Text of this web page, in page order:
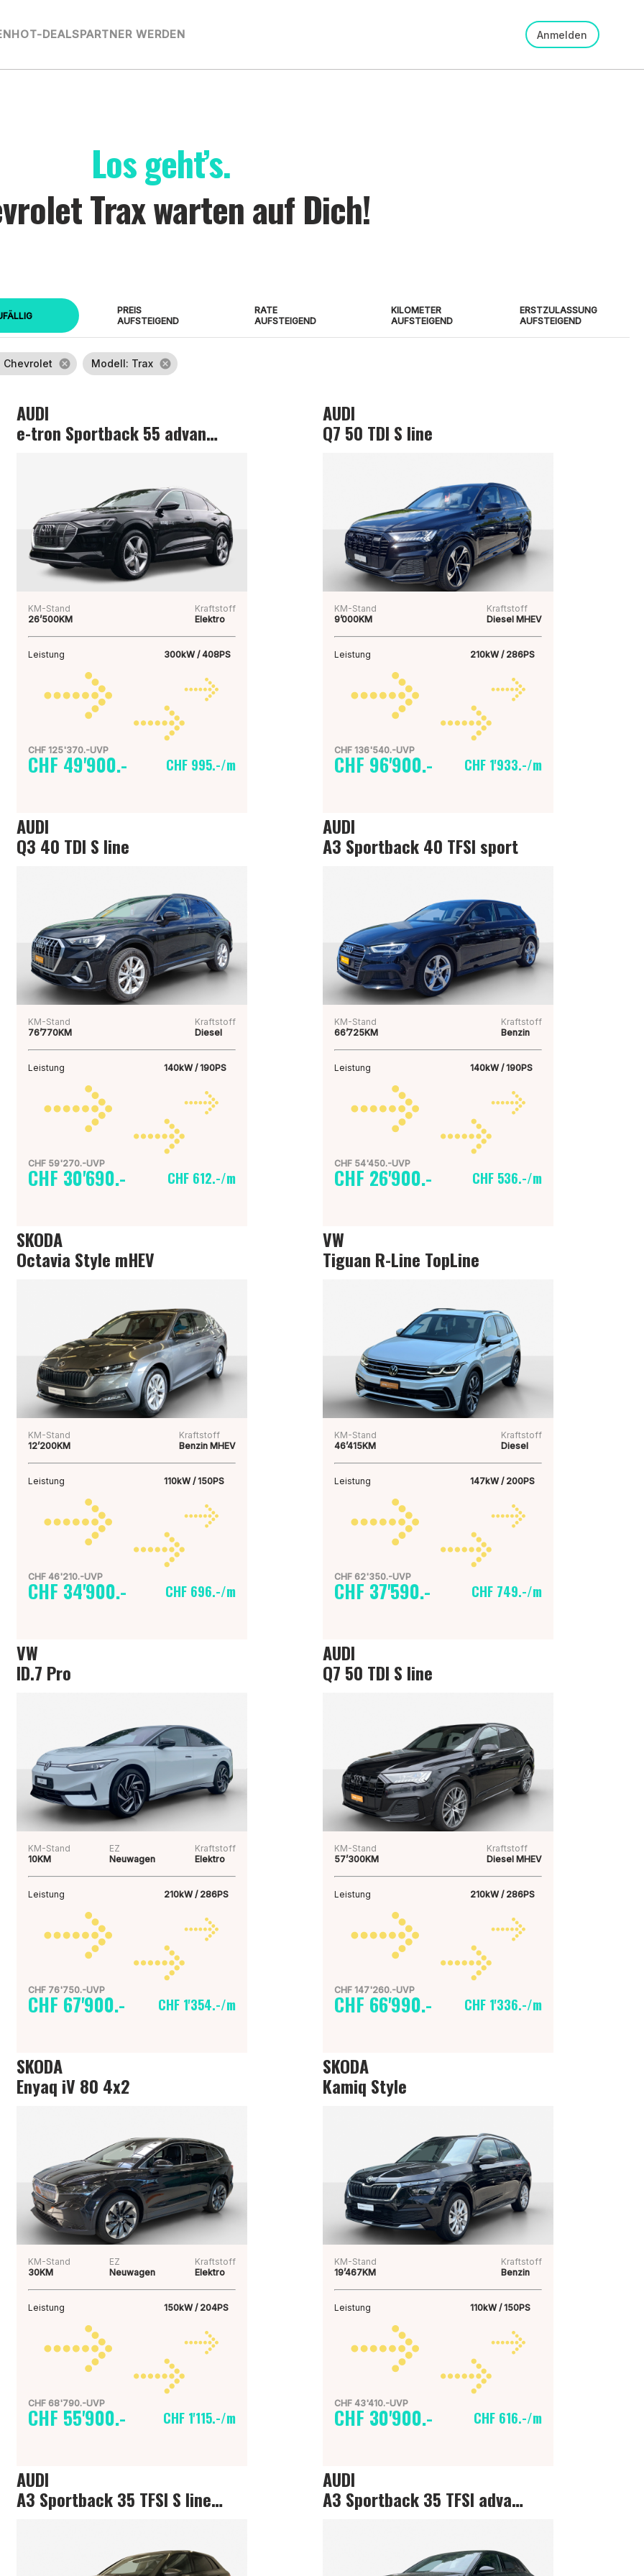
HOT-DEALSPARTNER WERDEN Anmelden
Los geht’s.
Trax warten auf Dich!
PREIS
AUFSTEIGEND
RATE
AUFSTEIGEND
KILOMETER
AUFSTEIGEND
ERSTZULASSUNG
AUFSTEIGEND
Chevrolet cancel Modell: Trax cancel
AUDI
e-tron Sportback 55 advanced
KM-Stand
26’500KM
Kraftstoff
Elektro
Leistung 300kW / 408PS
CHF 125'370.-UVP
CHF 49'900.- CHF 995.-/m
AUDI
Q7 50 TDI S line
KM-Stand
9’000KM
Kraftstoff
Diesel MHEV
Leistung 210kW / 286PS
CHF 136'540.-UVP
CHF 96'900.- CHF 1'933.-/m
AUDI
Q3 40 TDI S line
KM-Stand
76’770KM
Kraftstoff
Diesel
Leistung 140kW / 190PS
CHF 59'270.-UVP
CHF 30'690.- CHF 612.-/m
AUDI
A3 Sportback 40 TFSI sport
KM-Stand
66’725KM
Kraftstoff
Benzin
Leistung 140kW / 190PS
CHF 54'450.-UVP
CHF 26'900.- CHF 536.-/m
SKODA
Octavia Style mHEV
KM-Stand
12’200KM
Kraftstoff
Benzin MHEV
Leistung 110kW / 150PS
CHF 46'210.-UVP
CHF 34'900.- CHF 696.-/m
VW
Tiguan R-Line TopLine
KM-Stand
46’415KM
Kraftstoff
Diesel
Leistung 147kW / 200PS
CHF 62'350.-UVP
CHF 37'590.- CHF 749.-/m
VW
ID.7 Pro
KM-Stand
10KM
EZ
Neuwagen
Kraftstoff
Elektro
Leistung 210kW / 286PS
CHF 76'750.-UVP
CHF 67'900.- CHF 1'354.-/m
AUDI
Q7 50 TDI S line
KM-Stand
57’300KM
Kraftstoff
Diesel MHEV
Leistung 210kW / 286PS
CHF 147'260.-UVP
CHF 66'990.- CHF 1'336.-/m
SKODA
Enyaq iV 80 4x2
KM-Stand
30KM
EZ
Neuwagen
Kraftstoff
Elektro
Leistung 150kW / 204PS
CHF 68'790.-UVP
CHF 55'900.- CHF 1'115.-/m
SKODA
Kamiq Style
KM-Stand
19’467KM
Kraftstoff
Benzin
Leistung 110kW / 150PS
CHF 43'410.-UVP
CHF 30'900.- CHF 616.-/m
AUDI
A3 Sportback 35 TFSI S line Attraction
AUDI
A3 Sportback 35 TFSI advanced Attraction